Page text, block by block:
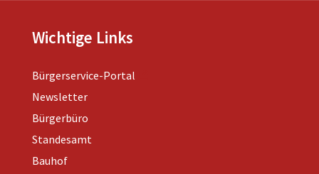
Wichtige Links
Bürgerservice-Portal
Newsletter
Bürgerbüro
Standesamt
Bauhof